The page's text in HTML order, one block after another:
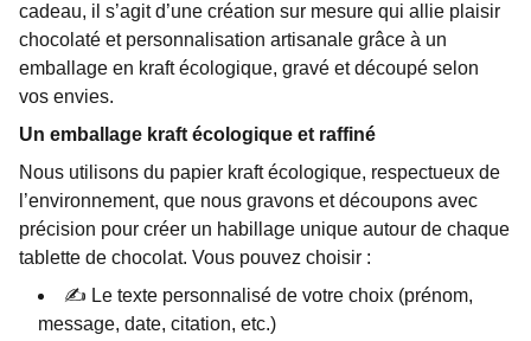
cadeau, il s’agit d’une création sur mesure qui allie plaisir
chocolaté et personnalisation artisanale grâce à un
emballage en kraft écologique, gravé et découpé selon
vos envies.
Un emballage kraft écologique et raffiné
Nous utilisons du papier kraft écologique, respectueux de
l’environnement, que nous gravons et découpons avec
précision pour créer un habillage unique autour de chaque
tablette de chocolat. Vous pouvez choisir :
✍️ Le texte personnalisé de votre choix (prénom,
message, date, citation, etc.)